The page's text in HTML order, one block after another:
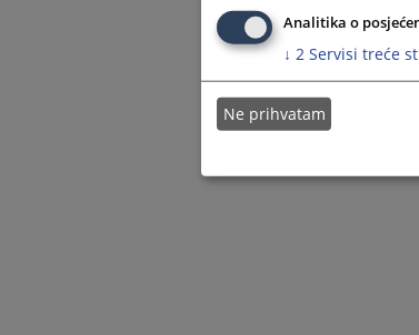
Analitika o
↓ 2 Servisi treće
Ne prihvatam